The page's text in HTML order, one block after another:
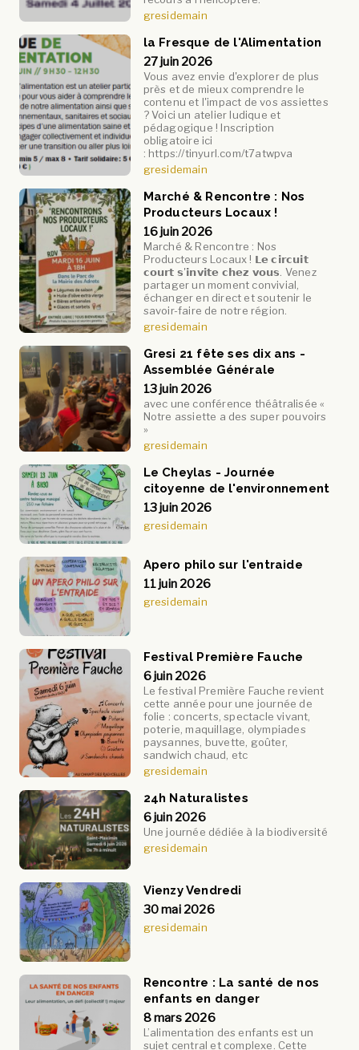
gresidemain
la Fresque de l'Alimentation
27 juin 2026
Vous avez envie d'explorer de plus
près et de mieux comprendre le
contenu et l'impact de vos assiettes
? Voici un atelier ludique et
pédagogique ! Inscription
obligatoire ici
: https://tinyurl.com/t7atwpva
gresidemain
Marché & Rencontre : Nos
Producteurs Locaux !
16 juin 2026
Marché & Rencontre : Nos
Producteurs Locaux ! 𝗟𝗲 𝗰𝗶𝗿𝗰𝘂𝗶𝘁
𝗰𝗼𝘂𝗿𝘁 𝘀'𝗶𝗻𝘃𝗶𝘁𝗲 𝗰𝗵𝗲𝘇 𝘃𝗼𝘂𝘀. Venez
partager un moment convivial,
échanger en direct et soutenir le
savoir-faire de notre région.
gresidemain
Gresi 21 fête ses dix ans -
Assemblée Générale
13 juin 2026
avec une conférence théâtralisée «
Notre assiette a des super pouvoirs
»
gresidemain
Le Cheylas - Journée
citoyenne de l'environnement
13 juin 2026
gresidemain
Apero philo sur l'entraide
11 juin 2026
gresidemain
Festival Première Fauche
6 juin 2026
Le festival Première Fauche revient
cette année pour une journée de
folie : concerts, spectacle vivant,
poterie, maquillage, olympiades
paysannes, buvette, goûter,
sandwich chaud, etc
gresidemain
24h Naturalistes
6 juin 2026
Une journée dédiée à la biodiversité
gresidemain
Vienzy Vendredi
30 mai 2026
gresidemain
Rencontre : La santé de nos
enfants en danger
8 mars 2026
L’alimentation des enfants est un
sujet central et complexe. Cette